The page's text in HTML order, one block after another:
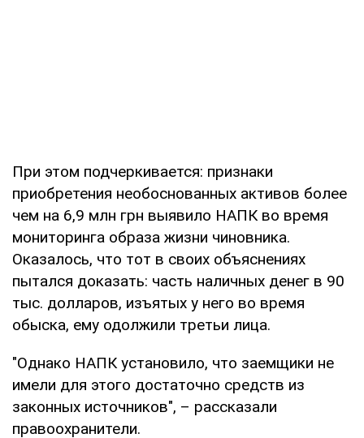
При этом подчеркивается: признаки
приобретения необоснованных активов более
чем на 6,9 млн грн выявило НАПК во время
мониторинга образа жизни чиновника.
Оказалось, что тот в своих объяснениях
пытался доказать: часть наличных денег в 90
тыс. долларов, изъятых у него во время
обыска, ему одолжили третьи лица.
"Однако НАПК установило, что заемщики не
имели для этого достаточно средств из
законных источников", – рассказали
правоохранители.